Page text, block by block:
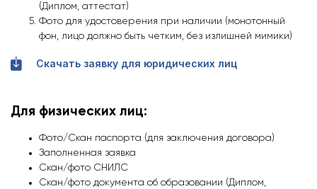
(Диплом, аттестат)
Фото для удостоверения при наличии (монотонный
фон, лицо должно быть четким, без излишней мимики)
Скачать заявку для юридических лиц
Для физических лиц:
Фото/Скан паспорта (для заключения договора)
Заполненная заявка
Скан/фото СНИЛС
Скан/фото документа об образовании (Диплом,